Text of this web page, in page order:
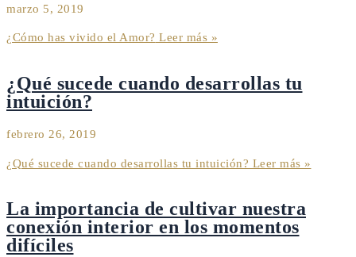
marzo 5, 2019
¿Cómo has vivido el Amor? Leer más »
¿Qué sucede cuando desarrollas tu
intuición?
febrero 26, 2019
¿Qué sucede cuando desarrollas tu intuición? Leer más »
La importancia de cultivar nuestra
conexión interior en los momentos
difíciles